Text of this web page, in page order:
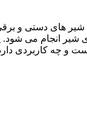
شیر های دستی و
شیر انجام می شود.
و چه کاربردی